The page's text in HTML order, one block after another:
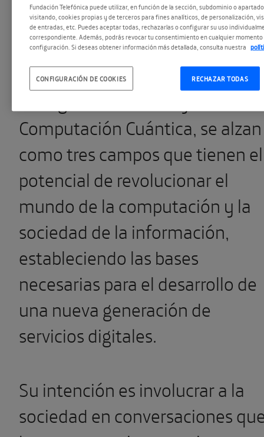
En este contexto, las
WAIQ, acrónimo de Web3,
Computación Cuántica, se alzan
como tres campos que tienen el
potencial de revolucionar el
mundo de la computación y la
sociedad de la información,
estableciendo las bases
necesarias para el desarrollo de
una nueva generación de
servicios digitales.
Su intención es involucrar a la
sociedad en conversaciones
Fundación Telefónica puede utilizar, en función de la sección, subdominio o
visitando, cookies propias y de terceros para fines analíticos, de personalización,
de entradas, etc. Puedes aceptar todas, rechazarlas o configurar su uso
correspondiente. Además, podrás revocar tu consentimiento en cualquier momento
configuración. Si deseas obtener información más detallada, consulta nuestra
RECHAZAR TODAS
CONFIGURACIÓN DE COOKIES